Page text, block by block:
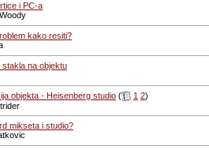
i PC-a
kako resiti?
stakla na objektu
objekta - Heisenberg studio ( 1 2)
mikseta i studio?